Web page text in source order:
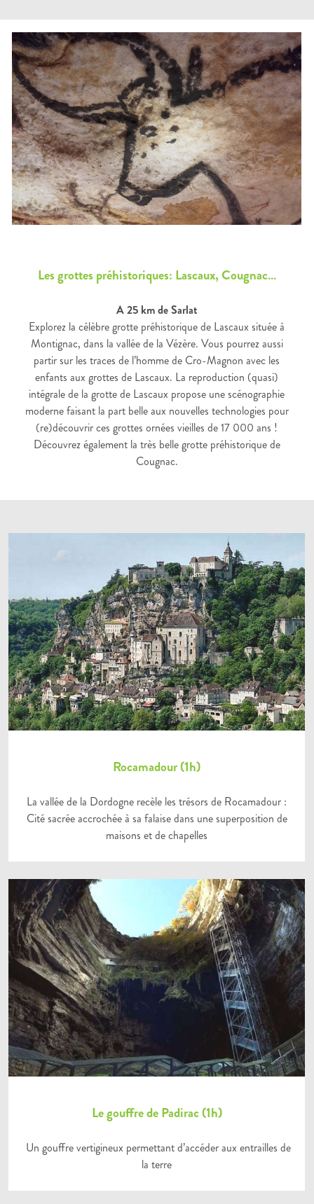
Les grottes préhistoriques: Lascaux, Cougnac…
A 25 km de Sarlat
Explorez la célèbre grotte préhistorique de Lascaux située à
Montignac, dans la vallée de la Vézère. Vous pourrez aussi
partir sur les traces de l’homme de Cro-Magnon avec les
enfants aux grottes de Lascaux. La reproduction (quasi)
intégrale de la grotte de Lascaux propose une scénographie
moderne faisant la part belle aux nouvelles technologies pour
(re)découvrir ces grottes ornées vieilles de 17 000 ans !
Découvrez également la très belle grotte préhistorique de
Cougnac.
Rocamadour (1h)
La vallée de la Dordogne recèle les trésors de Rocamadour :
Cité sacrée accrochée à sa falaise dans une superposition de
maisons et de chapelles
Le gouffre de Padirac (1h)
Un gouffre vertigineux permettant d’accéder aux entrailles de
la terre